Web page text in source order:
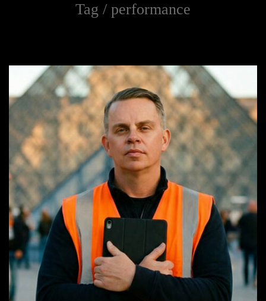
Tag / performance